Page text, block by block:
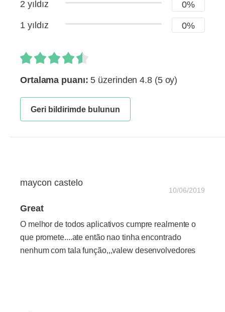
2 yıldız 0%
1 yıldız 0%
Ortalama puanı: 5 üzerinden 4.8 (5 oy)
Geri bildirimde bulunun
maycon castelo
10/06/2019
Great
O melhor de todos aplicativos cumpre realmente o
que promete....ate então nao tinha encontrado
nenhum com tala função,,,valew desenvolvedores